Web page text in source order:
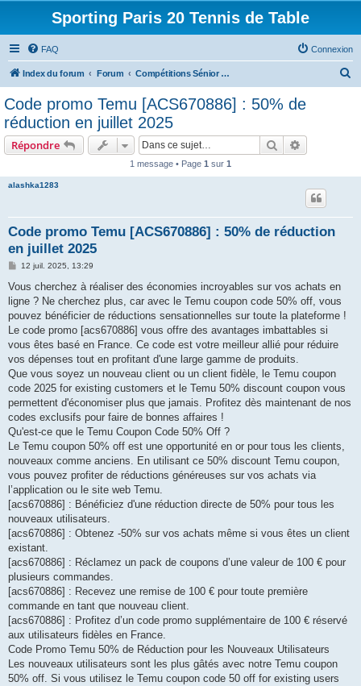
Sporting Paris 20 Tennis de Table
FAQ Connexion
Index du forum Forum Compétitions Sénior ( Equipes, Indivs, Tournois )
Code promo Temu [ACS670886] : 50% de
réduction en juillet 2025
Répondre Rechercher
1 message • Page 1 sur 1
alashka1283
Code promo Temu [ACS670886] : 50% de réduction
en juillet 2025
M
s
a
g
12 juil. 2025, 13:29
Vous cherchez à réaliser des économies incroyables sur vos achats en
ligne ? Ne cherchez plus, car avec le Temu coupon code 50% off, vous
pouvez bénéficier de réductions sensationnelles sur toute la plateforme !
Le code promo [acs670886] vous offre des avantages imbattables si
vous êtes basé en France. Ce code est votre meilleur allié pour réduire
vos dépenses tout en profitant d'une large gamme de produits.
Que vous soyez un nouveau client ou un client fidèle, le Temu coupon
code 2025 for existing customers et le Temu 50% discount coupon vous
permettent d'économiser plus que jamais. Profitez dès maintenant de nos
codes exclusifs pour faire de bonnes affaires !
Qu'est-ce que le Temu Coupon Code 50% Off ?
Le Temu coupon 50% off est une opportunité en or pour tous les clients,
nouveaux comme anciens. En utilisant ce 50% discount Temu coupon,
vous pouvez profiter de réductions généreuses sur vos achats via
l’application ou le site web Temu.
[acs670886] : Bénéficiez d'une réduction directe de 50% pour tous les
nouveaux utilisateurs.
[acs670886] : Obtenez -50% sur vos achats même si vous êtes un client
existant.
[acs670886] : Réclamez un pack de coupons d’une valeur de 100 € pour
plusieurs commandes.
[acs670886] : Recevez une remise de 100 € pour toute première
commande en tant que nouveau client.
[acs670886] : Profitez d’un code promo supplémentaire de 100 € réservé
aux utilisateurs fidèles en France.
Code Promo Temu 50% de Réduction pour les Nouveaux Utilisateurs
Les nouveaux utilisateurs sont les plus gâtés avec notre Temu coupon
50% off. Si vous utilisez le Temu coupon code 50 off for existing users